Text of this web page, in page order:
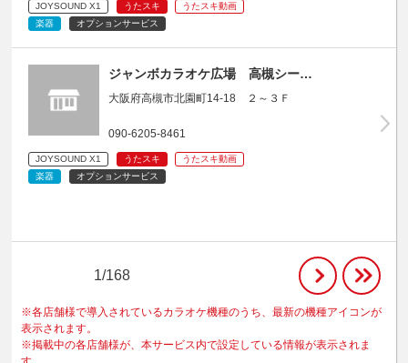
JOYSOUND X1 うたスキ
うたスキ動画
楽器
オプションサービス
ジャンボカラオケ広場 高槻シー…
大阪府高槻市北園町14-18 ２～３Ｆ
090-6205-8461
JOYSOUND X1 うたスキ
うたスキ動画
楽器
オプションサービス
1/168
※各店舗様で導入されているカラオケ機種のうち、最新の機種アイコンが
表示されます。
※掲載中の各店舗様が、本サービス内で設定している情報が表示されま